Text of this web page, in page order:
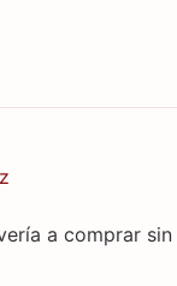
a comprar